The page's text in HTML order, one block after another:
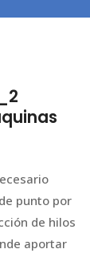
punto por
de hilos
aportar